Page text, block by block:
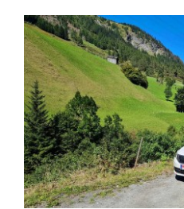
Zeige
grösseres
Bild